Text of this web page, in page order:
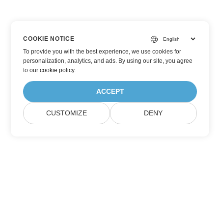
COOKIE NOTICE
To provide you with the best experience, we use cookies for
personalization, analytics, and ads. By using our site, you agree
toour cookie policy.
ACCEPT
CUSTOMIZE DENY